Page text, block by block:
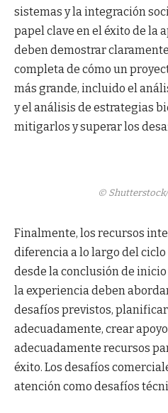
sistemas y la integración
papel clave en el éxito de la
deben demostrar
completa de cómo un
más grande, incluido el
y el análisis de estrategias
mitigarlos y superar los
© Shutterstock/
Finalmente, los recursos
diferencia a lo largo del
desde la conclusión de
la experiencia deben
desafíos previstos,
adecuadamente, crear
adecuadamente recursos
éxito. Los desafíos
atención como desafíos